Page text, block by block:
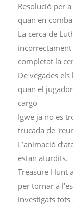
Resolució per
quan en
La cerca de
completat la
De vegades
quan el
cargo
Igwe ja no es
trucada de
L’animació
estan aturdits.
Treasure Hunt
per tornar a
investigats tots